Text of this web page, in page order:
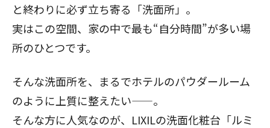
と終わりに必ず立ち寄る「洗面所」。
実はこの空間、家の中で最も“自分時間”が多い場
所のひとつです。
そんな洗面所を、まるでホテルのパウダールーム
のように上質に整えたい——。
そんな方に人気なのが、LIXILの洗面化粧台「ルミ